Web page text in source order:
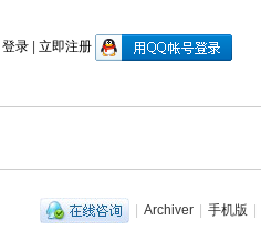
登录 立即注册
| Archiver | 手机版 |